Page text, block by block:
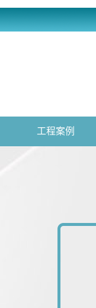
工程案例